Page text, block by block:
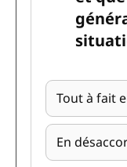
Tout à fait
En